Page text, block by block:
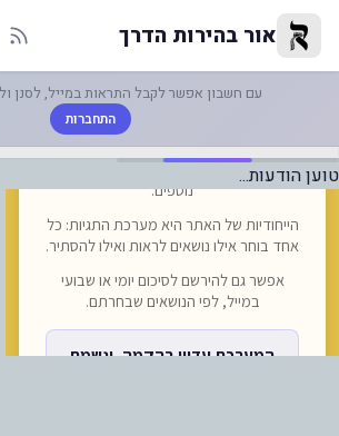
אזהרה לטסים לאומן:
אור בהירות הדרך
עם חשבון אפשר לקבל התראות במייל, לסנן
התחברות
טוען הודעות...